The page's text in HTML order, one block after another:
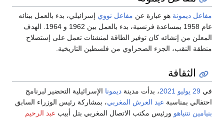
إسرائيلي، بدء بالعمل ببنائه
عام 1958 بمساعدة فرنسية، بدء بالعمل بين 1962 و 1964. الهدف
لمنشئات تعمل على إستصلاح
التاريخية.
الإسرائيلية التحضير لبرنامج
، بمشاركة رئيس الوزراء السابق
بتل أبيبعبد الرحيم